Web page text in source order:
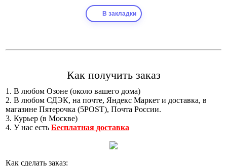
В закладки
Как получить заказ
1. В любом Озоне (около вашего дома)
2. В любом СДЭК, на почте, Яндекс Маркет и доставка, в
магазине Пятерочка (5POST), Почта России.
3. Курьер (в Москве)
4. У нас есть Бесплатная доставка
Как сделать заказ: